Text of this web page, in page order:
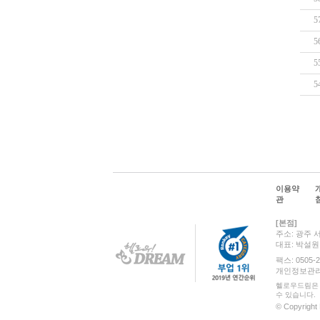
이용약
관
[본점]
주소: 광주
대표: 박설
팩스: 0505-
개인정보관
헬로우드림
수 있습니다.
© Copyright